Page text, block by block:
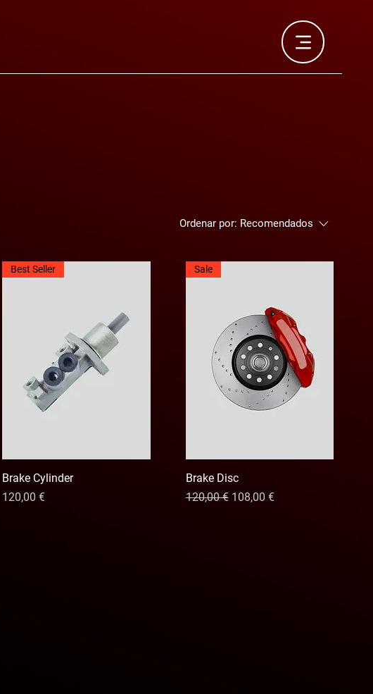
Ordenar por: Recomendados
Best Seller
Brake Cylinder
Precio
120,00 €
Sale
Brake Disc
Precio
120,00 € Precio de oferta
108,00 €